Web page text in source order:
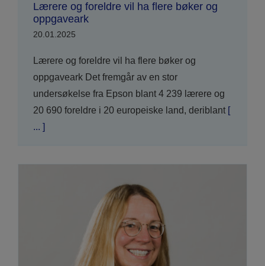
Lærere og foreldre vil ha flere bøker og
oppgaveark
20.01.2025
Lærere og foreldre vil ha flere bøker og
oppgaveark Det fremgår av en stor
undersøkelse fra Epson blant 4 239 lærere og
20 690 foreldre i 20 europeiske land, deriblant[
... ]